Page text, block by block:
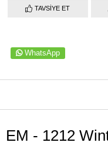
TAVSIYE ET
WhatsApp
EM - 1212